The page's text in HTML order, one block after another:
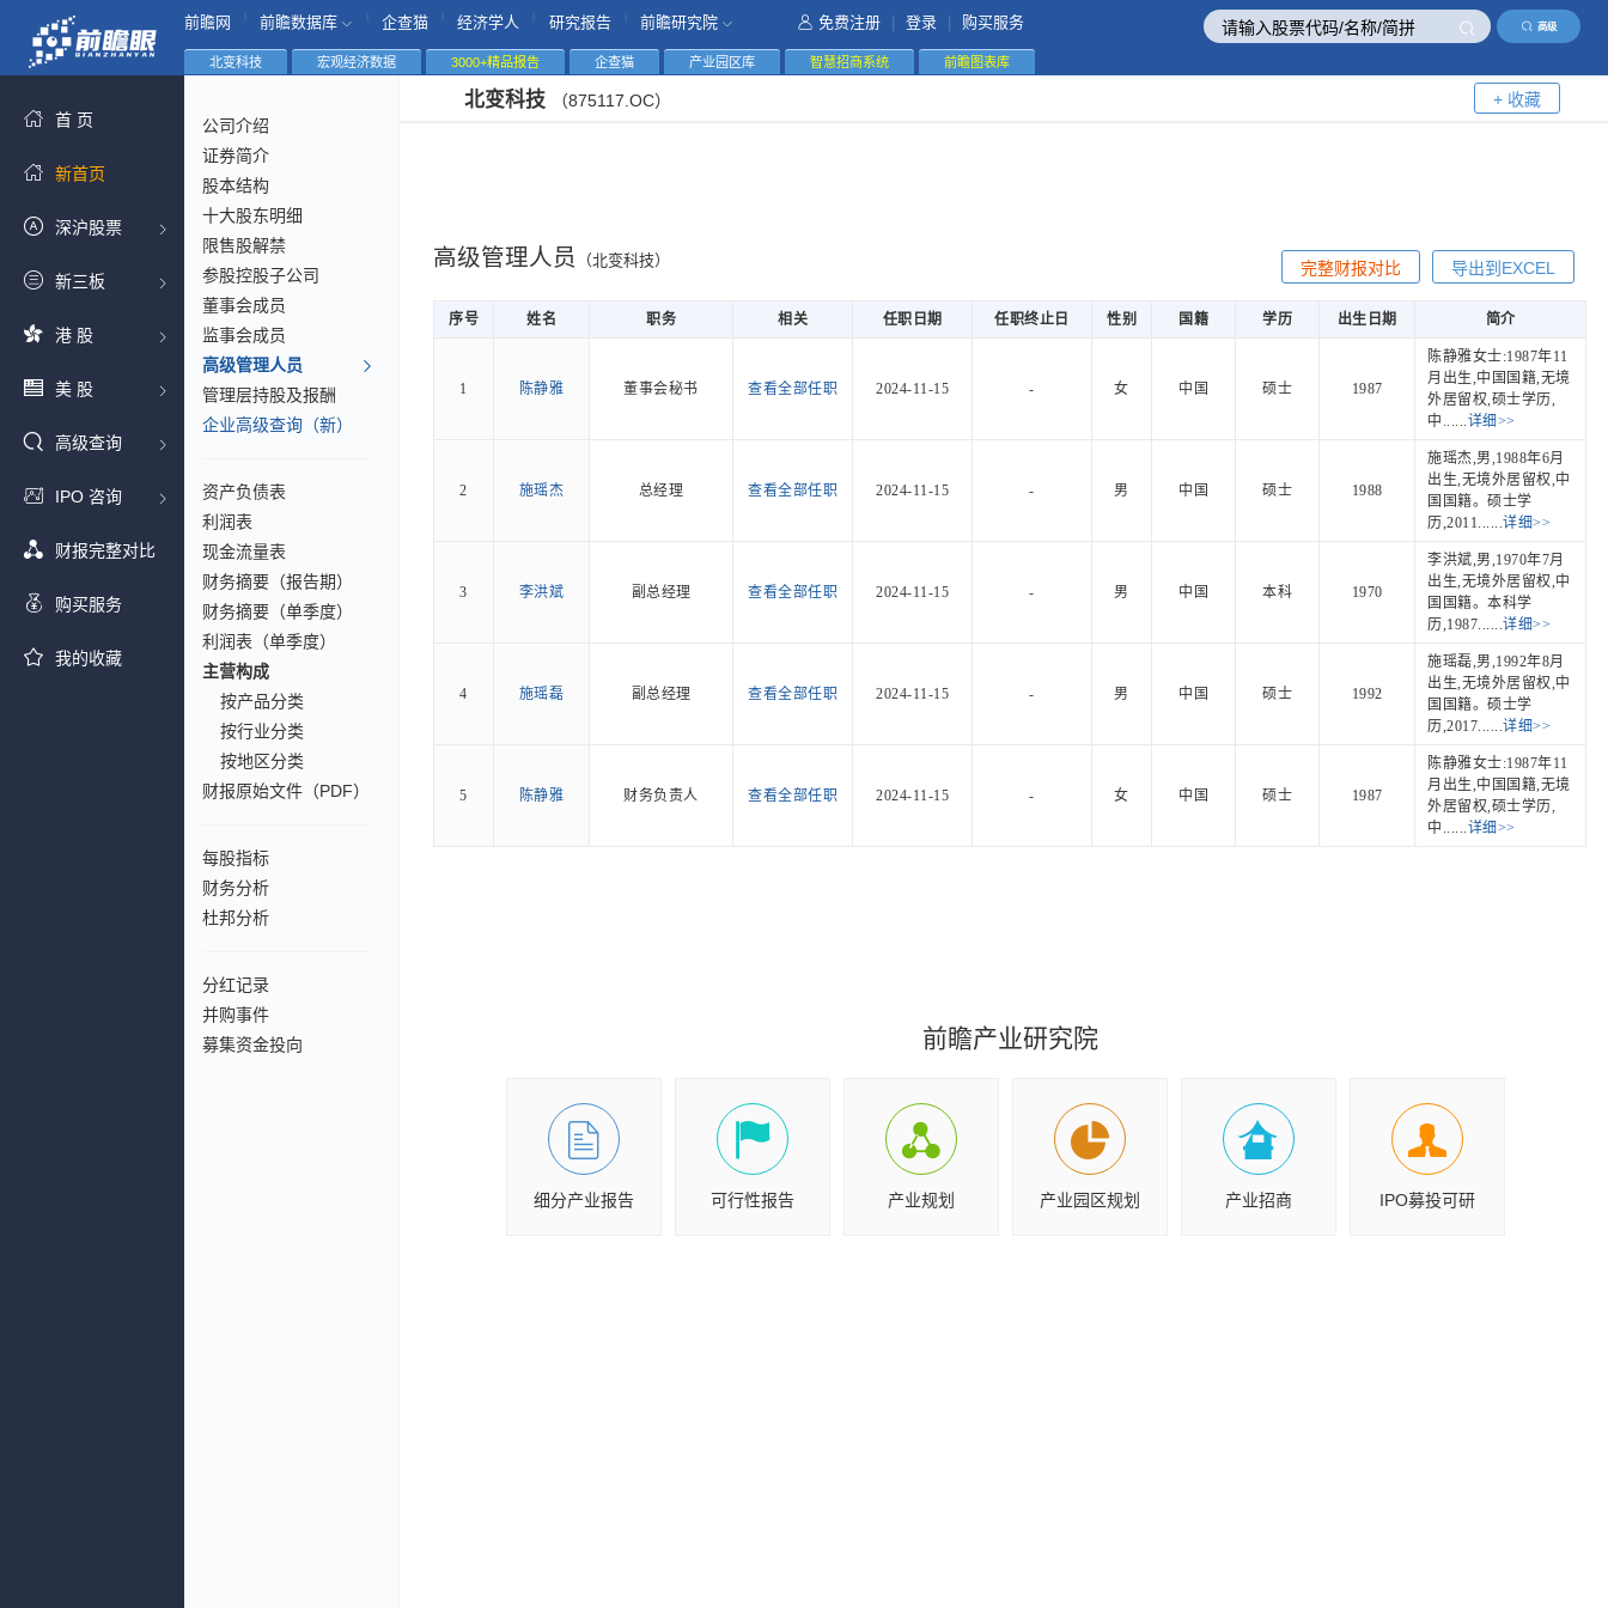
高级
前瞻网 前瞻数据库 企查猫 经济学人 研究报告 前瞻研究院 免费注册 登录 购买服务
首 页
新首页
深沪股票
新三板
港 股
美 股
高级查询
IPO 咨询
财报完整对比
购买服务
我的收藏
北变科技 宏观经济数据 3000+精品报告 企查猫 产业园区库 智慧招商系统 前瞻图表库
公司介绍
证券简介
股本结构
十大股东明细
限售股解禁
参股控股子公司
董事会成员
监事会成员
高级管理人员
管理层持股及报酬
企业高级查询（新）
资产负债表
利润表
现金流量表
财务摘要（报告期）
财务摘要（单季度）
利润表（单季度）
主营构成
按产品分类
按行业分类
按地区分类
财报原始文件（PDF）
每股指标
财务分析
杜邦分析
分红记录
并购事件
募集资金投向
北变科技 （875117.OC） + 收藏
高级管理人员 （北变科技） 导出到EXCEL
完整财报对比
序号 姓名 职务 相关 任职日期 任职终止日 性别 国籍 学历 出生日期 简介
1 陈静雅 董事会秘书 查看全部任职 2024-11-15 - 女 中国 硕士 1987
陈静雅女士:1987年11
月出生,中国国籍,无境
外居留权,硕士学历,
中......详细>>
2 施瑶杰 总经理 查看全部任职 2024-11-15 - 男 中国 硕士 1988
施瑶杰,男,1988年6月
出生,无境外居留权,中
国国籍。硕士学
历,2011......详细>>
3 李洪斌 副总经理 查看全部任职 2024-11-15 - 男 中国 本科 1970
李洪斌,男,1970年7月
出生,无境外居留权,中
国国籍。本科学
历,1987......详细>>
4 施瑶磊 副总经理 查看全部任职 2024-11-15 - 男 中国 硕士 1992
施瑶磊,男,1992年8月
出生,无境外居留权,中
国国籍。硕士学
历,2017......详细>>
5 陈静雅 财务负责人 查看全部任职 2024-11-15 - 女 中国 硕士 1987
陈静雅女士:1987年11
月出生,中国国籍,无境
外居留权,硕士学历,
中......详细>>
前瞻产业研究院
细分产业报告 可行性报告 产业规划 产业园区规划 产业招商 IPO募投可研